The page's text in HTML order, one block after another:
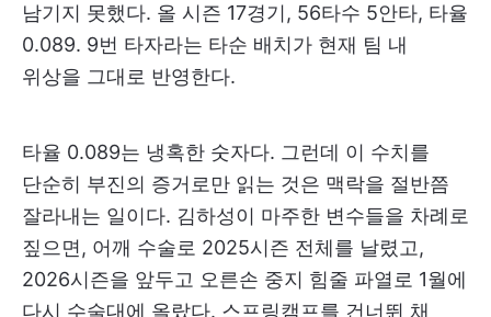
남기지 못했다. 올 시즌 17경기, 56타수 5안타, 타율
0.089. 9번 타자라는 타순 배치가 현재 팀 내
위상을 그대로 반영한다.
타율 0.089는 냉혹한 숫자다. 그런데 이 수치를
단순히 부진의 증거로만 읽는 것은 맥락을 절반쯤
잘라내는 일이다. 김하성이 마주한 변수들을 차례로
짚으면, 어깨 수술로 2025시즌 전체를 날렸고,
2026시즌을 앞두고 오른손 중지 힘줄 파열로 1월에
다시 수술대에 올랐다. 스프링캠프를 건너뛴 채